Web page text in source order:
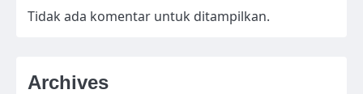
Tidak ada komentar untuk ditampilkan.
Archives